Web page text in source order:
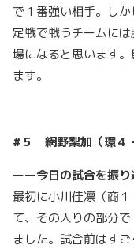
で１番強い相手。し
定戦で戦うチームに
場になると思います
ます。
#５ 網野梨加（環４
ーー今日の試合を振り
最初に小川佳凛（商
て、その入りの部分
ました。試合前はす